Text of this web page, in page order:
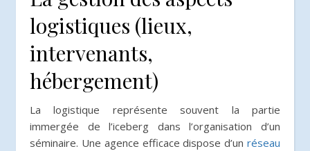
logistiques (lieux,
intervenants,
hébergement)
La logistique représente souvent la partie
immergée de l’iceberg dans l’organisation d’un
séminaire. Une agence efficace dispose d’un réseau